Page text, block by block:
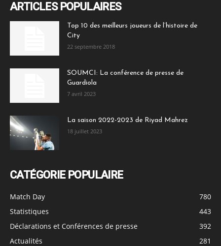
ARTICLES POPULAIRES
Top 10 des meilleurs joueurs de l’histoire de
City
22 septembre 2018
SOUMCI: La conférence de presse de
Guardiola
7 avril 2023
La saison 2022-2023 de Riyad Mahrez
18 juillet 2023
CATÉGORIE POPULAIRE
Match Day
780
Statistiques
443
Déclarations et Conférences de presse
392
Actualités
281